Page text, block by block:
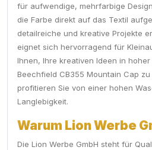
für aufwendige, mehrfarbige
die Farbe direkt auf das Textil
detailreiche und kreative Projekte
eignet sich hervorragend für
Ihnen, Ihre kreativen Ideen in
Beechfield CB355 Mountain Cap
profitieren Sie von einer hohen
Langlebigkeit.
Warum Lion Werbe
Die Lion Werbe GmbH steht für